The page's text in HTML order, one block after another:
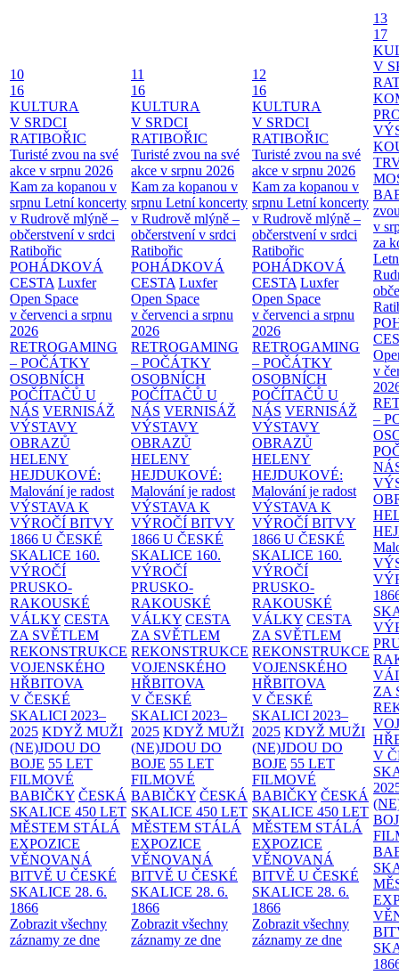
10
16
KULTURA
V SRDCI
RATIBOŘIC
Turisté zvou na své
akce v srpnu 2026
Kam za kopanou v
srpnu Letní koncerty
v Rudrově mlýně –
občerstvení v srdci
Ratibořic
POHÁDKOVÁ
CESTA Luxfer
Open Space
v červenci a srpnu
2026
RETROGAMING
– POČÁTKY
OSOBNÍCH
POČÍTAČŮ U
NÁS VERNISÁŽ
VÝSTAVY
OBRAZŮ
HELENY
HEJDUKOVÉ:
Malování je radost
VÝSTAVA K
VÝROČÍ BITVY
1866 U ČESKÉ
SKALICE 160.
VÝROČÍ
PRUSKO-
RAKOUSKÉ
VÁLKY CESTA
ZA SVĚTLEM
REKONSTRUKCE
VOJENSKÉHO
HŘBITOVA
V ČESKÉ
SKALICI 2023–
2025 KDYŽ MUŽI
(NE)JDOU DO
BOJE 55 LET
FILMOVÉ
BABIČKY ČESKÁ
SKALICE 450 LET
MĚSTEM STÁLÁ
EXPOZICE
VĚNOVANÁ
BITVĚ U ČESKÉ
SKALICE 28. 6.
1866
Zobrazit všechny
záznamy ze dne
11
16
KULTURA
V SRDCI
RATIBOŘIC
Turisté zvou na své
akce v srpnu 2026
Kam za kopanou v
srpnu Letní koncerty
v Rudrově mlýně –
občerstvení v srdci
Ratibořic
POHÁDKOVÁ
CESTA Luxfer
Open Space
v červenci a srpnu
2026
RETROGAMING
– POČÁTKY
OSOBNÍCH
POČÍTAČŮ U
NÁS VERNISÁŽ
VÝSTAVY
OBRAZŮ
HELENY
HEJDUKOVÉ:
Malování je radost
VÝSTAVA K
VÝROČÍ BITVY
1866 U ČESKÉ
SKALICE 160.
VÝROČÍ
PRUSKO-
RAKOUSKÉ
VÁLKY CESTA
ZA SVĚTLEM
REKONSTRUKCE
VOJENSKÉHO
HŘBITOVA
V ČESKÉ
SKALICI 2023–
2025 KDYŽ MUŽI
(NE)JDOU DO
BOJE 55 LET
FILMOVÉ
BABIČKY ČESKÁ
SKALICE 450 LET
MĚSTEM STÁLÁ
EXPOZICE
VĚNOVANÁ
BITVĚ U ČESKÉ
SKALICE 28. 6.
1866
Zobrazit všechny
záznamy ze dne
12
16
KULTURA
V SRDCI
RATIBOŘIC
Turisté zvou na své
akce v srpnu 2026
Kam za kopanou v
srpnu Letní koncerty
v Rudrově mlýně –
občerstvení v srdci
Ratibořic
POHÁDKOVÁ
CESTA Luxfer
Open Space
v červenci a srpnu
2026
RETROGAMING
– POČÁTKY
OSOBNÍCH
POČÍTAČŮ U
NÁS VERNISÁŽ
VÝSTAVY
OBRAZŮ
HELENY
HEJDUKOVÉ:
Malování je radost
VÝSTAVA K
VÝROČÍ BITVY
1866 U ČESKÉ
SKALICE 160.
VÝROČÍ
PRUSKO-
RAKOUSKÉ
VÁLKY CESTA
ZA SVĚTLEM
REKONSTRUKCE
VOJENSKÉHO
HŘBITOVA
V ČESKÉ
SKALICI 2023–
2025 KDYŽ MUŽI
(NE)JDOU DO
BOJE 55 LET
FILMOVÉ
BABIČKY ČESKÁ
SKALICE 450 LET
MĚSTEM STÁLÁ
EXPOZICE
VĚNOVANÁ
BITVĚ U ČESKÉ
SKALICE 28. 6.
1866
Zobrazit všechny
záznamy ze dne
13
17
V
v
za
v
–
ZA
V